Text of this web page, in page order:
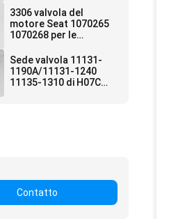
ricambio
dell'escavatore
3306 valvola del
motore Seat 1070265
1070268 per le
motore
dell'escavatore di
Sede valvola 11131-
1190A/11131-1240
11135-1310 di H07C
Contatto